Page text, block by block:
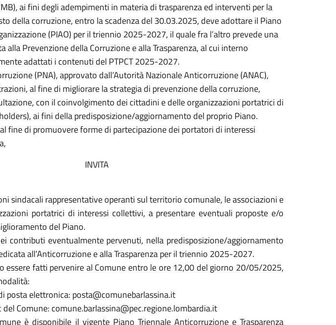
ai fini degli adempimenti in materia di trasparenza ed interventi per la
della corruzione, entro la scadenza del 30.03.2025, deve adottare il Piano
(PIAO) per il triennio 2025-2027, il quale fra l’altro prevede una
alla Prevenzione della Corruzione e alla Trasparenza, al cui interno
adattati i contenuti del PTPCT 2025-2027.
(PNA), approvato dall’Autorità Nazionale Anticorruzione (ANAC),
al fine di migliorare la strategia di prevenzione della corruzione,
con il coinvolgimento dei cittadini e delle organizzazioni portatrici di
ai fini della predisposizione/aggiornamento del proprio Piano.
fine di promuovere forme di partecipazione dei portatori di interessi
INVITA
sindacali rappresentative operanti sul territorio comunale, le associazioni e
portatrici di interessi collettivi, a presentare eventuali proposte e/o
del Piano.
contributi eventualmente pervenuti, nella predisposizione/aggiornamento
all’Anticorruzione e alla Trasparenza per il triennio 2025-2027.
essere fatti pervenire al Comune entro le ore 12,00 del giorno 20/05/2025,
posta elettronica: posta@comunebarlassina.it
del Comune: comune.barlassina@pec.regione.lombardia.it
è disponibile il vigente Piano Triennale Anticorruzione e Trasparenza